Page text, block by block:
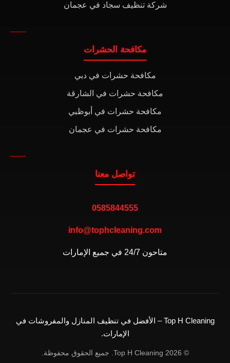
شركة تنظيف سجاد في عجمان
مكافحة الحشرات
مكافحة حشرات في دبي
مكافحة حشرات في الشارقة
مكافحة حشرات في أبوظبي
مكافحة حشرات في عجمان
تواصل معنا
0585844555
info@tophcleaning.com
متاحون 24/7 في جميع الإمارات
Top H Cleaning – الأفضل في تنظيف المنازل والمفروشات في
الإمارات.
© 2026 Top H Cleaning. جميع الحقوق محفوظة.